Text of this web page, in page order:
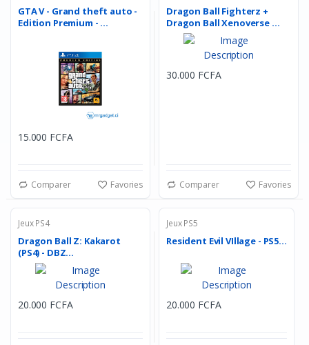
GTA V - Grand theft auto -
Edition Premium - ...
15.000 FCFA
Comparer Favories
Dragon Ball Fighterz +
Dragon Ball Xenoverse ...
30.000 FCFA
Comparer Favories
Jeux PS4
Dragon Ball Z: Kakarot
(PS4) - DBZ...
20.000 FCFA
Jeux PS5
Resident Evil VIllage - PS5...
20.000 FCFA